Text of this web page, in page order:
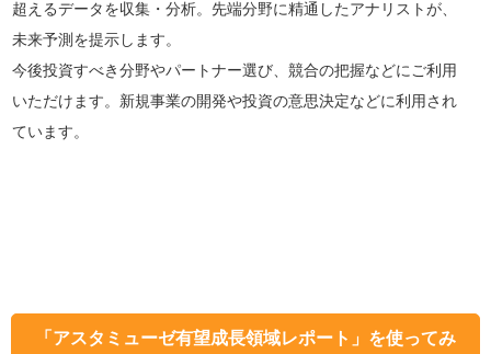
超えるデータを収集・分析。先端分野に精通したアナリストが、
未来予測を提示します。
今後投資すべき分野やパートナー選び、競合の把握などにご利用
いただけます。新規事業の開発や投資の意思決定などに利用され
ています。
「アスタミューゼ有望成長領域レポート」を使ってみ